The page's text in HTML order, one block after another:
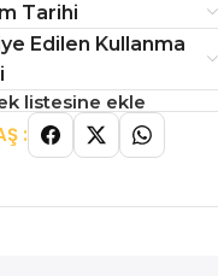
Tarihi
Edilen Kullanma
listesine ekle
: